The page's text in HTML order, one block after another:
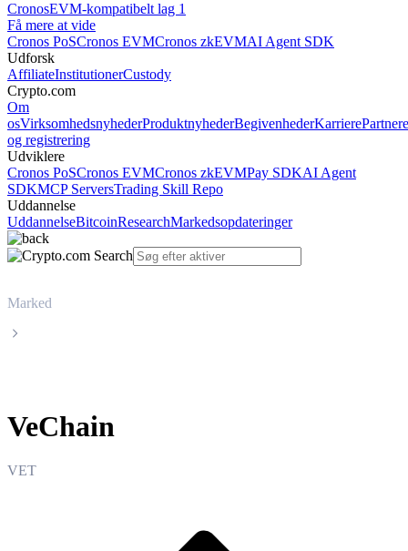
CronosEVM-kompatibelt lag 1
Få mere at vide
Cronos PoSCronos EVMCronos zkEVMAI Agent SDK
Udforsk
AffiliateInstitutionerCustody
Crypto.com
Om
osVirksomhedsnyhederProduktnyhederBegivenhederKarrierePartnere
og registrering
Udviklere
Cronos PoSCronos EVMCronos zkEVMPay SDKAI Agent
SDKMCP ServersTrading Skill Repo
Uddannelse
UddannelseBitcoinResearchMarkedsopdateringer
Marked
VeChain
VET